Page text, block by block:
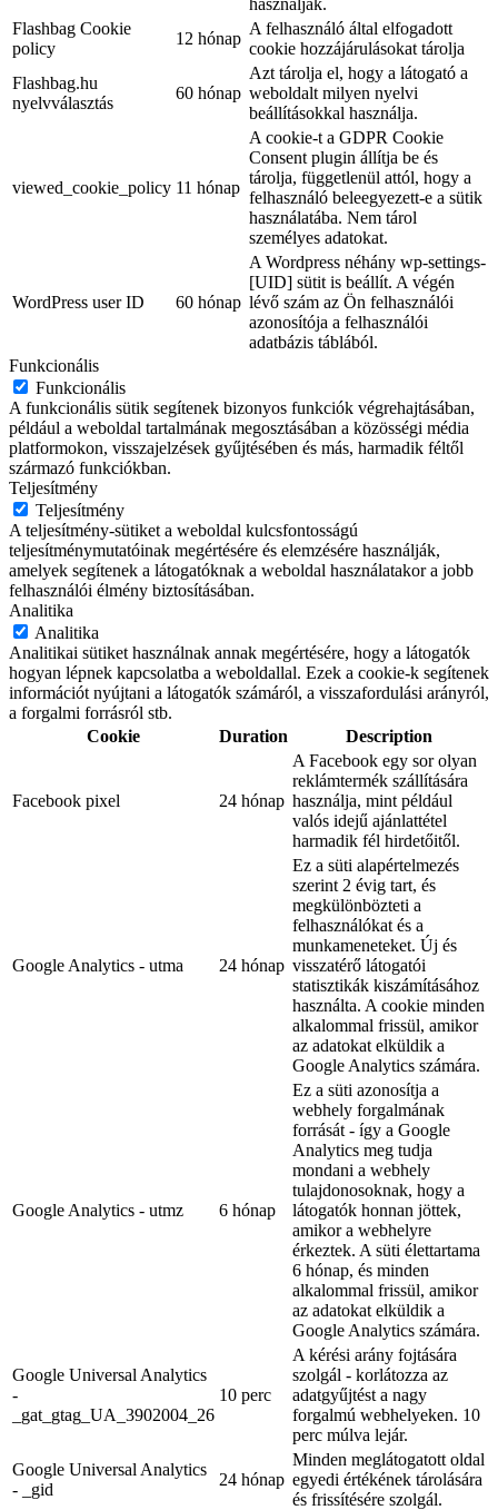
Flashbag Cookie
policy
12 hónap
A felhasználó által elfogadott
cookie hozzájárulásokat tárolja
Flashbag.hu
nyelvválasztás
60 hónap
Azt tárolja el, hogy a látogató a
weboldalt milyen nyelvi
beállításokkal használja.
viewed_cookie_policy 11 hónap
A cookie-t a GDPR Cookie
Consent plugin állítja be és
tárolja, függetlenül attól, hogy a
felhasználó beleegyezett-e a sütik
használatába. Nem tárol
személyes adatokat.
WordPress user ID 60 hónap
A Wordpress néhány wp-settings-
[UID] sütit is beállít. A végén
lévő szám az Ön felhasználói
azonosítója a felhasználói
adatbázis táblából.
Funkcionális
Funkcionális
A funkcionális sütik segítenek bizonyos funkciók végrehajtásában,
például a weboldal tartalmának megosztásában a közösségi média
platformokon, visszajelzések gyűjtésében és más, harmadik féltől
származó funkciókban.
Teljesítmény
Teljesítmény
A teljesítmény-sütiket a weboldal kulcsfontosságú
teljesítménymutatóinak megértésére és elemzésére használják,
amelyek segítenek a látogatóknak a weboldal használatakor a jobb
felhasználói élmény biztosításában.
Analitika
Analitika
Analitikai sütiket használnak annak megértésére, hogy a látogatók
hogyan lépnek kapcsolatba a weboldallal. Ezek a cookie-k segítenek
információt nyújtani a látogatók számáról, a visszafordulási arányról,
a forgalmi forrásról stb.
Cookie
Duration Description
Facebook pixel 24 hónap
A Facebook egy sor olyan
reklámtermék szállítására
használja, mint például
valós idejű ajánlattétel
harmadik fél hirdetőitől.
Google Analytics - utma 24 hónap
Ez a süti alapértelmezés
szerint 2 évig tart, és
megkülönbözteti a
felhasználókat és a
munkameneteket. Új és
visszatérő látogatói
statisztikák kiszámításához
használta. A cookie minden
alkalommal frissül, amikor
az adatokat elküldik a
Google Analytics számára.
Google Analytics - utmz 6 hónap
Ez a süti azonosítja a
webhely forgalmának
forrását - így a Google
Analytics meg tudja
mondani a webhely
tulajdonosoknak, hogy a
látogatók honnan jöttek,
amikor a webhelyre
érkeztek. A süti élettartama
6 hónap, és minden
alkalommal frissül, amikor
az adatokat elküldik a
Google Analytics számára.
Google Universal Analytics
-
_gat_gtag_UA_3902004_26
10 perc
A kérési arány fojtására
szolgál - korlátozza az
adatgyűjtést a nagy
forgalmú webhelyeken. 10
perc múlva lejár.
Google Universal Analytics
- _gid
24 hónap
Minden meglátogatott oldal
egyedi értékének tárolására
és frissítésére szolgál.